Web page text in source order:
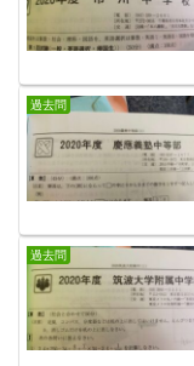
過去問
過去問